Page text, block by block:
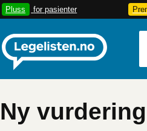
Pluss for pasienter
Ny